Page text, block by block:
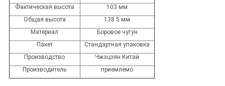
Фактическая высота
103 мм
Общая высота
138.5 мм
Материал
Боровое чугун
Пакет
Стандартная упаковка
Производство
Чжэцзян Китай
Производитель
приемлемо